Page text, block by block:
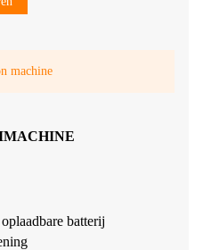
machine
batterij